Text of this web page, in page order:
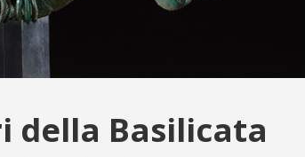
della Basilicata